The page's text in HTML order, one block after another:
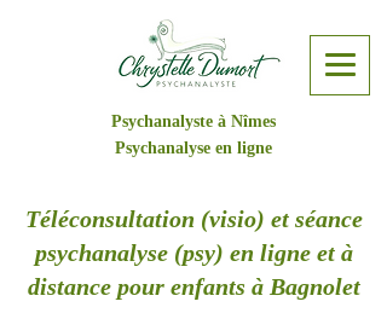
Psychanalyste à Nîmes
Psychanalyse en ligne
Téléconsultation (visio) et séance
psychanalyse (psy) en ligne et à
distance pour enfants à Bagnolet